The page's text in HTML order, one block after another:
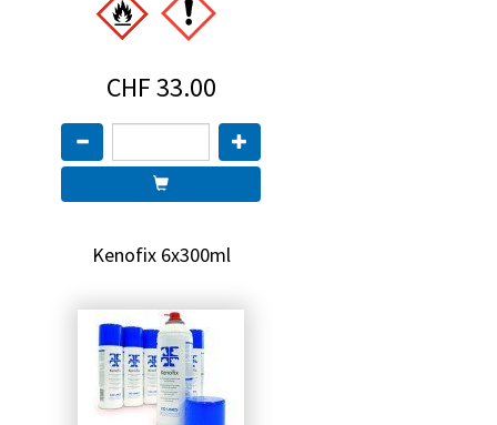
CHF 33.00
Kenofix 6x300ml